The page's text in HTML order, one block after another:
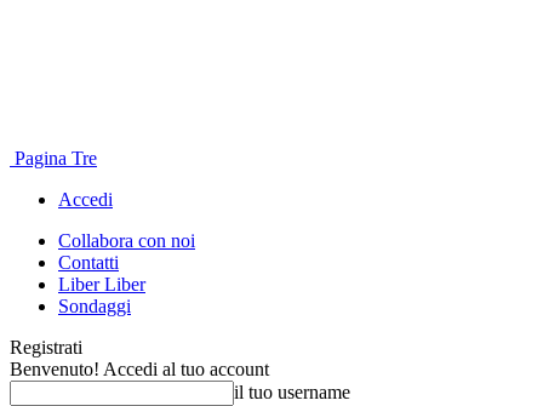
Pagina Tre
Accedi
Collabora con noi
Contatti
Liber Liber
Sondaggi
Registrati
Benvenuto! Accedi al tuo account
il tuo username